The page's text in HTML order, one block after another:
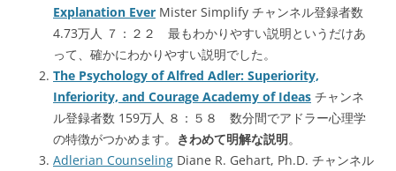
Explanation Ever Mister Simplify チャンネル登録者数
4.73万人 ７：２２ 最もわかりやすい説明というだけあ
って、確かにわかりやすい説明でした。
The Psychology of Alfred Adler: Superiority,
Inferiority, and Courage Academy of Ideas チャンネ
ル登録者数 159万人 ８：５８ 数分間でアドラー心理学
の特徴がつかめます。 きわめて明解な説明。
Adlerian Counseling Diane R. Gehart, Ph.D. チャンネル